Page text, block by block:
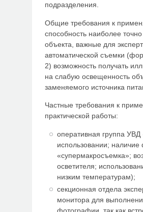
подразделения.
Общие требования к
способность наиболее
объекта, важные для
автоматической съемки
2) возможность получать
на слабую освещенность
заменяемого источника
Частные требования к
практической работы:
оперативная группа УВД
использовании;
«супермакросъемка»;
осветителя;
низким температурам);
секционная отдела
монитора для